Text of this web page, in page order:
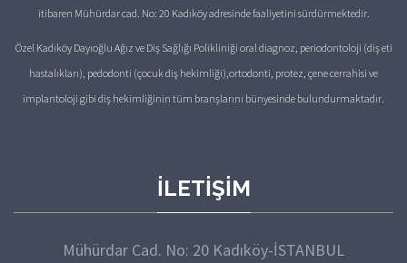
itibaren Mühürdar cad. No: 20 Kadıköy adresinde faaliyetini sürdürmektedir.
Özel Kadıköy Dayıoğlu Ağız ve Diş Sağlığı Polikliniği oral diagnoz, periodontoloji (diş eti
hastalıkları), pedodonti (çocuk diş hekimliği),ortodonti, protez, çene cerrahisi ve
implantoloji gibi diş hekimliğinin tüm branşlarını bünyesinde bulundurmaktadır.
İLETIŞIM
Mühürdar Cad. No: 20 Kadıköy-İSTANBUL